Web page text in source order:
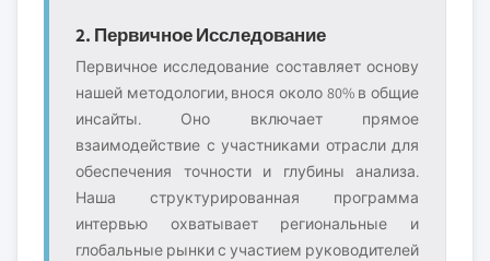
2. Первичное Исследование
Первичное исследование составляет основу
нашей методологии, внося около 80% в общие
инсайты. Оно включает прямое
взаимодействие с участниками отрасли для
обеспечения точности и глубины анализа.
Наша структурированная программа
интервью охватывает региональные и
глобальные рынки с участием руководителей